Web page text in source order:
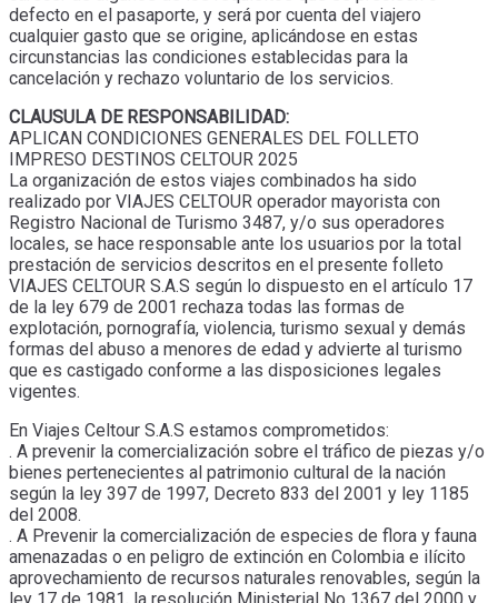
defecto en el pasaporte, y será por cuenta del viajero
cualquier gasto que se origine, aplicándose en estas
circunstancias las condiciones establecidas para la
cancelación y rechazo voluntario de los servicios.
CLAUSULA DE RESPONSABILIDAD:
APLICAN CONDICIONES GENERALES DEL FOLLETO
IMPRESO DESTINOS CELTOUR 2025
La organización de estos viajes combinados ha sido
realizado por VIAJES CELTOUR operador mayorista con
Registro Nacional de Turismo 3487, y/o sus operadores
locales, se hace responsable ante los usuarios por la total
prestación de servicios descritos en el presente folleto
VIAJES CELTOUR S.A.S según lo dispuesto en el artículo 17
de la ley 679 de 2001 rechaza todas las formas de
explotación, pornografía, violencia, turismo sexual y demás
formas del abuso a menores de edad y advierte al turismo
que es castigado conforme a las disposiciones legales
vigentes.
En Viajes Celtour S.A.S estamos comprometidos:
. A prevenir la comercialización sobre el tráfico de piezas y/o
bienes pertenecientes al patrimonio cultural de la nación
según la ley 397 de 1997, Decreto 833 del 2001 y ley 1185
del 2008.
. A Prevenir la comercialización de especies de flora y fauna
amenazadas o en peligro de extinción en Colombia e ilícito
aprovechamiento de recursos naturales renovables, según la